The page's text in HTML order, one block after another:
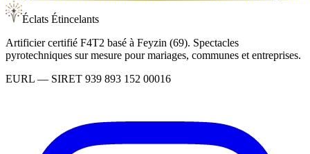
Éclats Étincelants
Artificier certifié F4T2 basé à Feyzin (69). Spectacles
pyrotechniques sur mesure pour mariages, communes et entreprises.
EURL — SIRET 939 893 152 00016